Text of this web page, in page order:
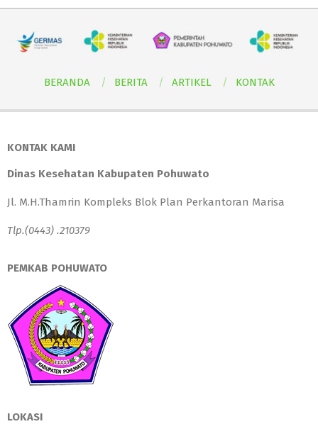
BERANDA BERITA ARTIKEL KONTAK
KONTAK KAMI
Dinas Kesehatan Kabupaten Pohuwato
Jl. M.H.Thamrin Kompleks Blok Plan Perkantoran Marisa
Tlp.(0443) .210379
PEMKAB POHUWATO
LOKASI